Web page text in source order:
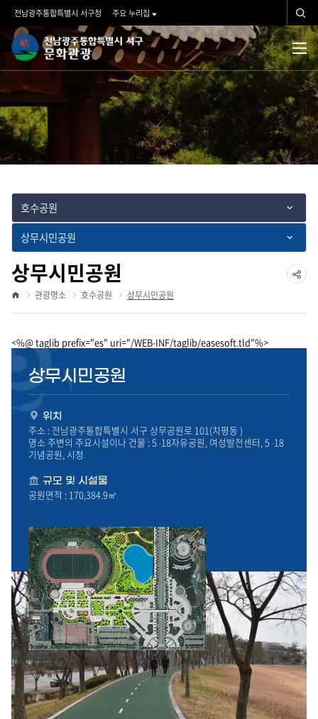
문
화
관
광">
전남광주통합특별시 서구청 주요 누리집
색검
색
전
체
메
뉴
관광명소
상무시민공원
관광명소 호수공원 상무시민공원
호수공원
상무시민공원
유
기
<%@ taglib prefix="es" uri="/WEB-INF/taglib/easesoft.tld"%>
상무시민공원
위치
주소 : 전남광주통합특별시 서구 상무공원로 101(치평동 )
명소 주변의 주요시설이나 건물 : 5 ·18자유공원, 여성발전센터, 5 ·18
기념공원, 시청
규모 및 시설물
공원면적 : 170,384.9㎡